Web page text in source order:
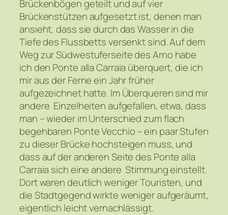
Brückenbögen geteilt und auf vier
Brückenstützen aufgesetzt ist, denen man
ansieht, dass sie durch das Wasser in die
Tiefe des Flussbetts versenkt sind. Auf dem
Weg zur Südwestuferseite des Arno habe
ich den Ponte alla Carraia überquert, die ich
mir aus der Ferne ein Jahr früher
aufgezeichnet hatte. Im Überqueren sind mir
andere Einzelheiten aufgefallen, etwa, dass
man – wieder im Unterschied zum flach
begehbaren Ponte Vecchio – ein paar Stufen
zu dieser Brücke hochsteigen muss, und
dass auf der anderen Seite des Ponte alla
Carraia sich eine andere Stimmung einstellt.
Dort waren deutlich weniger Touristen, und
die Stadtgegend wirkte weniger aufgeräumt,
eigentlich leicht vernachlässigt.